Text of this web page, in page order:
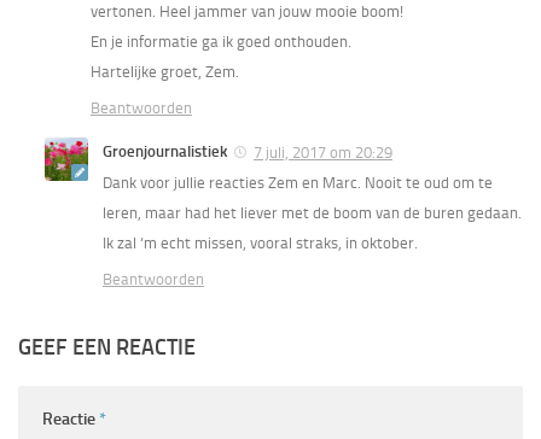
vertonen. Heel jammer van jouw mooie boom!
En je informatie ga ik goed onthouden.
Hartelijke groet, Zem.
Beantwoorden
Groenjournalistiek
7 juli, 2017 om 20:29
Dank voor jullie reacties Zem en Marc. Nooit te oud om te
leren, maar had het liever met de boom van de buren gedaan.
Ik zal ‘m echt missen, vooral straks, in oktober.
Beantwoorden
GEEF EEN REACTIE
Reactie *